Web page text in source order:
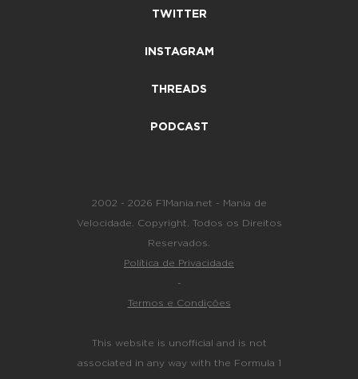
TWITTER
INSTAGRAM
THREADS
PODCAST
2002 - 2026 F1Mania.net - Mania de
Velocidade. Copyright. Todos os Direitos
Reservados.
Política de Privacidade
-
Termos e Condições
This website is unofficial and is not
associated in any way with the Formula 1